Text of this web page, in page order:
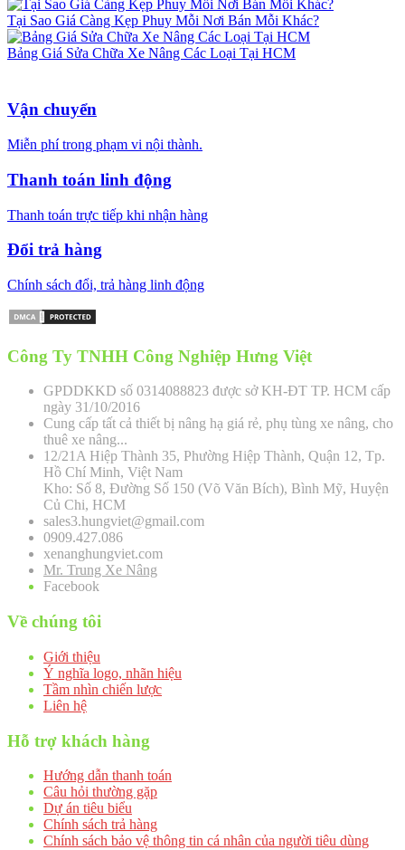
Tại Sao Giá Càng Kẹp Phuy Mỗi Nơi Bán Mỗi Khác?
Bảng Giá Sửa Chữa Xe Nâng Các Loại Tại HCM
Vận chuyển
Miễn phí trong phạm vi nội thành.
Thanh toán linh động
Thanh toán trực tiếp khi nhận hàng
Đổi trả hàng
Chính sách đổi, trả hàng linh động
Công Ty TNHH Công Nghiệp Hưng Việt
GPDDKKD số 0314088823 được sở KH-ĐT TP. HCM cấp
ngày 31/10/2016
Cung cấp tất cả thiết bị nâng hạ giá rẻ, phụ tùng xe nâng, cho
thuê xe nâng...
12/21A Hiệp Thành 35, Phường Hiệp Thành, Quận 12, Tp.
Hồ Chí Minh, Việt Nam
Kho: Số 8, Đường Số 150 (Võ Văn Bích), Bình Mỹ, Huyện
Củ Chi, HCM
sales3.hungviet@gmail.com
0909.427.086
xenanghungviet.com
Mr. Trung Xe Nâng
Facebook
Về chúng tôi
Giới thiệu
Ý nghĩa logo, nhãn hiệu
Tầm nhìn chiến lược
Liên hệ
Hỗ trợ khách hàng
Hướng dẫn thanh toán
Câu hỏi thường gặp
Dự án tiêu biểu
Chính sách trả hàng
Chính sách bảo vệ thông tin cá nhân của người tiêu dùng